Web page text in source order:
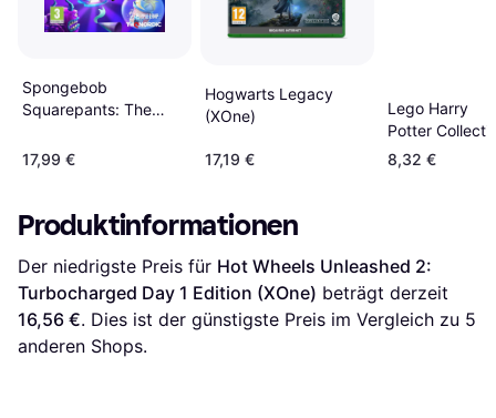
Spongebob
Squarepants: The
17,99 €
Hogwarts Legacy
(XOne)
17,19 €
Lego Harry
Potter
(XOne)
8,32 €
Produktinformationen
Der niedrigste Preis für Hot Wheels Unleashed 2:
Turbocharged Day 1 Edition (XOne)
16,56 €. Dies ist der günstigste Preis im Vergleich zu 5
anderen Shops.